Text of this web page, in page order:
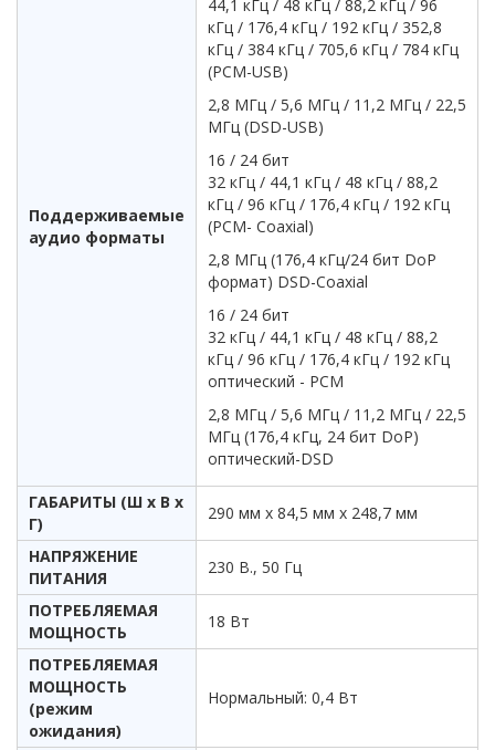
Поддерживаемые
аудио форматы
44,1 кГц / 48 кГц / 88,2 кГц / 96
кГц / 176,4 кГц / 192 кГц / 352,8
кГц / 384 кГц / 705,6 кГц / 784 кГц
(PCM-USB)
2,8 МГц / 5,6 МГц / 11,2 МГц / 22,5
МГц (DSD-USB)
16 / 24 бит
32 кГц / 44,1 кГц / 48 кГц / 88,2
кГц / 96 кГц / 176,4 кГц / 192 кГц
(PCM- Coaxial)
2,8 МГц (176,4 кГц/24 бит DoP
формат) DSD-Coaxial
16 / 24 бит
32 кГц / 44,1 кГц / 48 кГц / 88,2
кГц / 96 кГц / 176,4 кГц / 192 кГц
оптический - PCM
2,8 МГц / 5,6 МГц / 11,2 МГц / 22,5
МГц (176,4 кГц, 24 бит DoP)
оптический-DSD
ГАБАРИТЫ (Ш х В х
Г)
290 мм х 84,5 мм х 248,7 мм
НАПРЯЖЕНИЕ
ПИТАНИЯ
230 В., 50 Гц
ПОТРЕБЛЯЕМАЯ
МОЩНОСТЬ
18 Вт
ПОТРЕБЛЯЕМАЯ
МОЩНОСТЬ
(режим
ожидания)
Нормальный: 0,4 Вт